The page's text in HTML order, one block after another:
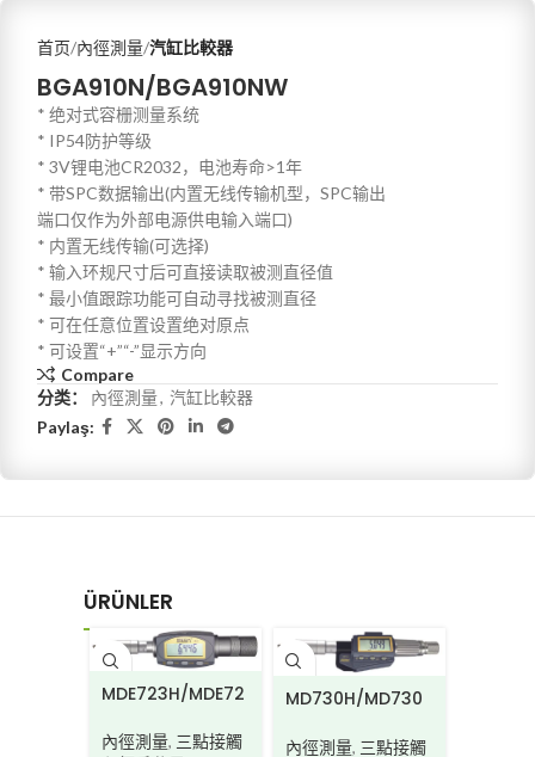
首页 內徑測量 汽缸比較器
BGA910N/BGA910NW
* 绝对式容栅测量系统
* IP54防护等级
* 3V锂电池CR2032，电池寿命>1年
* 带SPC数据输出(内置无线传输机型，SPC输出
端口仅作为外部电源供电输入端口)
* 内置无线传输(可选择)
* 输入环规尺寸后可直接读取被测直径值
* 最小值跟踪功能可自动寻找被测直径
* 可在任意位置设置绝对原点
* 可设置“+”“-”显示方向
Compare
分类：
內徑測量, 汽缸比較器
Paylaş:
ÜRÜNLER
MDE723H/MDE72
內徑測量, 三點接觸
MD730H/MD730
內徑測量, 三點接觸